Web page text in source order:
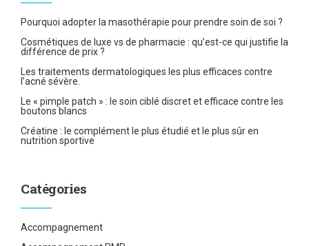
Pourquoi adopter la masothérapie pour prendre soin de soi ?
Cosmétiques de luxe vs de pharmacie : qu’est-ce qui justifie la
différence de prix ?
Les traitements dermatologiques les plus efficaces contre
l’acné sévère.
Le « pimple patch » : le soin ciblé discret et efficace contre les
boutons blancs
Créatine : le complément le plus étudié et le plus sûr en
nutrition sportive
Catégories
Accompagnement